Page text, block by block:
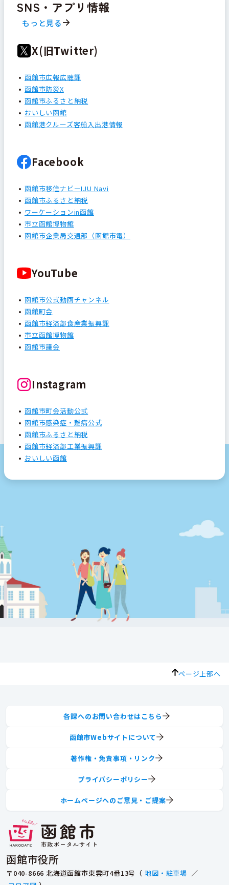
SNS・アプリ情報
もっと見る
X(旧Twitter)
函館市広報広聴課
函館市防災X
函館市ふるさと納税
おいしい函館
函館港クルーズ客船入出港情報
Facebook
函館市移住ナビーIJU Navi
函館市ふるさと納税
ワーケーションin函館
市立函館博物館
函館市企業局交通部（函館市電）
YouTube
函館市公式動画チャンネル
函館町会
函館市経済部食産業振興課
市立函館博物館
函館市議会
Instagram
函館市町会活動公式
函館市感染症・難病公式
函館市ふるさと納税
函館市経済部工業振興課
おいしい函館
ページ上部へ
函館市役所
〒040-8666 北海道函館市東雲町4番13号（ 地図・駐車場 ／
各課へのお問い合わせはこちら
函館市Webサイトについて
著作権・免責事項・リンク
プライバシーポリシー
ホームページへのご意見・ご提案